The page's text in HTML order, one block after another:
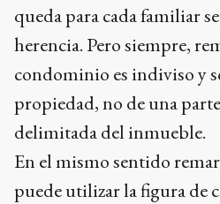
queda para cada familiar
herencia. Pero siempre,
condominio es indiviso y
propiedad, no de una
delimitada del inmueble.
En el mismo sentido
puede utilizar la figura de